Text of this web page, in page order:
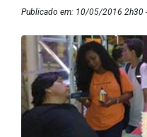
Publicado em: 10/05/2016 2h30